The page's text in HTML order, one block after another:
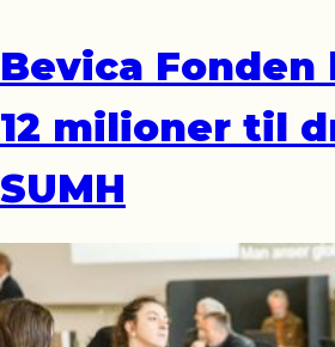
Bevica
12 milioner til
SUMH